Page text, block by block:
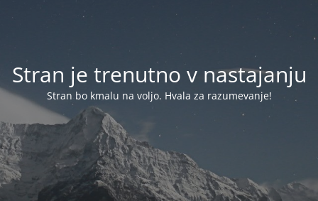
Stran je trenutno v nastajanju
Stran bo kmalu na voljo. Hvala za razumevanje!